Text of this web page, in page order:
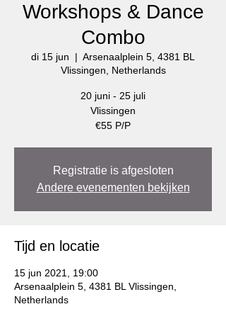
Workshops & Dance
Combo
di 15 jun
  |
Arsenaalplein 5, 4381 BL
Vlissingen, Netherlands
20 juni - 25 juli
Vlissingen
€55 P/P
Registratie is afgesloten
Andere evenementen bekijken
Tijd en locatie
15 jun 2021, 19:00
Arsenaalplein 5, 4381 BL Vlissingen,
Netherlands